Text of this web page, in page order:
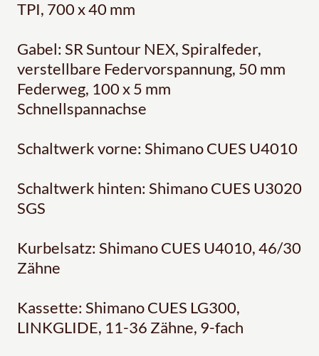
TPI, 700 x 40 mm
Gabel: SR Suntour NEX, Spiralfeder,
verstellbare Federvorspannung, 50 mm
Federweg, 100 x 5 mm
Schnellspannachse
Schaltwerk vorne: Shimano CUES U4010
Schaltwerk hinten: Shimano CUES U3020
SGS
Kurbelsatz: Shimano CUES U4010, 46/30
Zähne
Kassette: Shimano CUES LG300,
LINKGLIDE, 11-36 Zähne, 9-fach